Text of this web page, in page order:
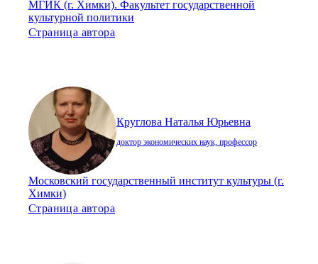
МГИК (г. Химки). Факультет государственной
культурной политики
Страница автора
Круглова Наталья Юрьевна
доктор экономических наук, профессор
Московский государственный институт культуры (г.
Химки)
Страница автора